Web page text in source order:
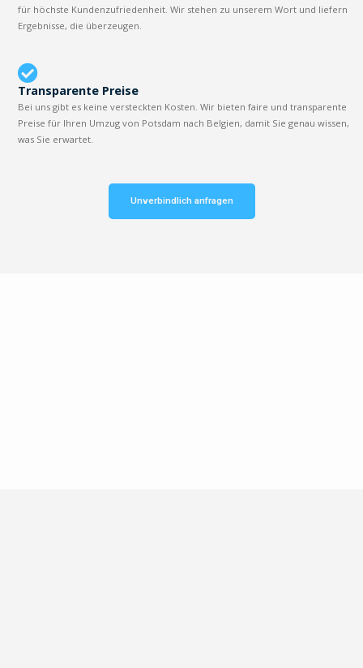
für höchste Kundenzufriedenheit. Wir stehen zu unserem Wort und liefern
Ergebnisse, die überzeugen.
Transparente Preise
Bei uns gibt es keine versteckten Kosten. Wir bieten faire und transparente
Preise für Ihren Umzug von Potsdam nach Belgien, damit Sie genau wissen,
was Sie erwartet.
Unverbindlich anfragen